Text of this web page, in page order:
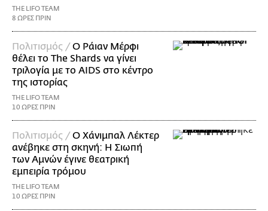
THE LIFO TEAM
8 ΩΡΕΣ ΠΡΙΝ
Πολιτισμός / Ο Ράιαν Μέρφι
θέλει το The Shards να γίνει
τριλογία με το AIDS στο κέντρο
της ιστορίας
THE LIFO TEAM
10 ΩΡΕΣ ΠΡΙΝ
Πολιτισμός / Ο Χάνιμπαλ Λέκτερ
ανέβηκε στη σκηνή: Η Σιωπή
των Αμνών έγινε θεατρική
εμπειρία τρόμου
THE LIFO TEAM
10 ΩΡΕΣ ΠΡΙΝ